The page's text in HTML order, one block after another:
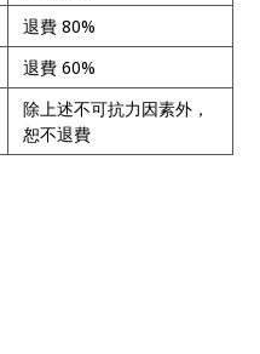
退費 80%
退費 60%
除上述不可抗力因素外，
恕不退費